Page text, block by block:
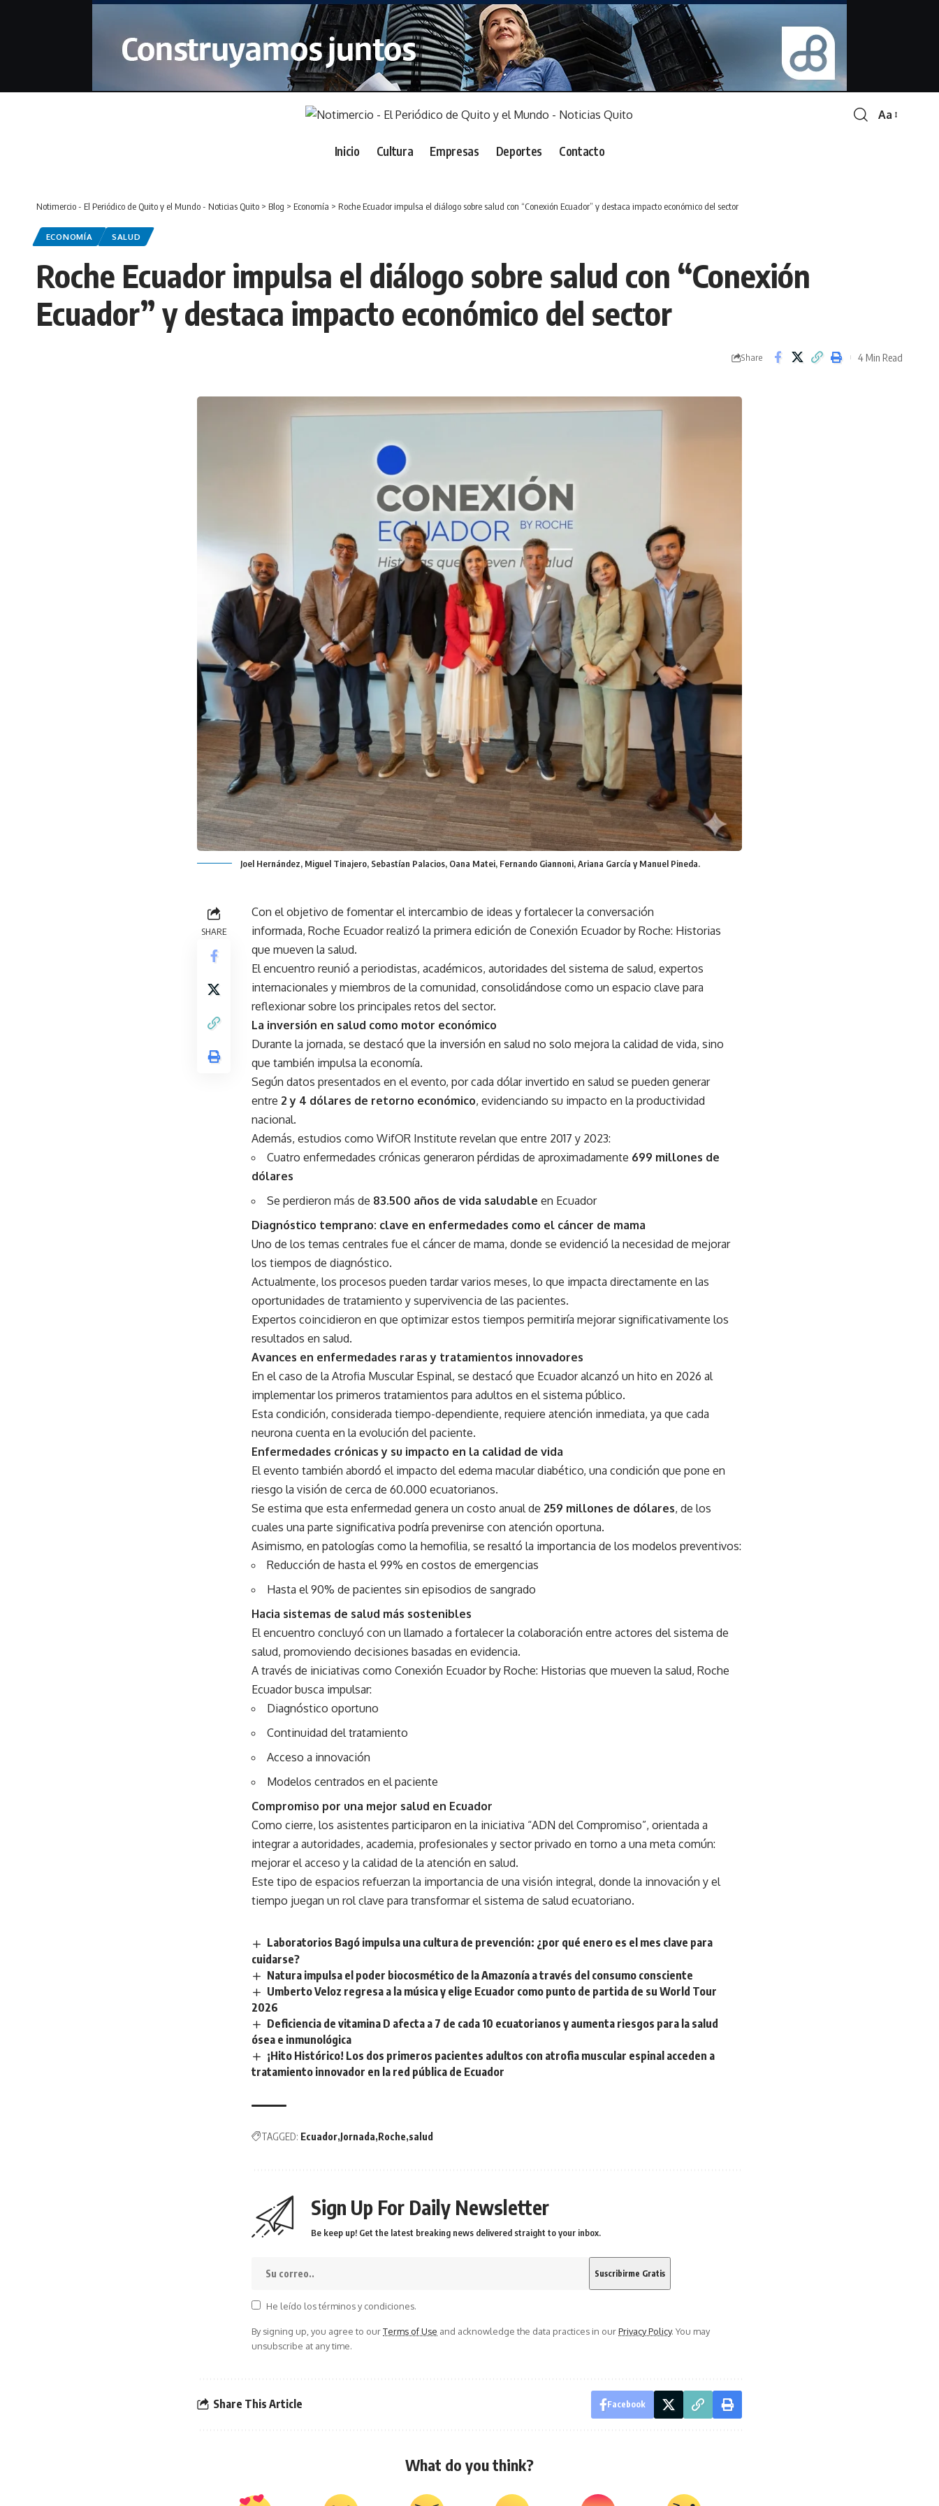
Font
Aa
Inicio Cultura Empresas Deportes Contacto
Notimercio - El Periódico de Quito y el Mundo - Noticias Quito > Blog > Economía > Roche Ecuador impulsa el diálogo sobre salud con “Conexión Ecuador” y destaca impacto económico del sector
ECONOMÍA SALUD
Roche Ecuador impulsa el diálogo sobre salud con “Conexión
Ecuador” y destaca impacto económico del sector
Share 4 Min Read
Joel Hernández, Miguel Tinajero, Sebastían Palacios, Oana Matei, Fernando Giannoni, Ariana García y Manuel Pineda.
SHARE
Con el objetivo de fomentar el intercambio de ideas y fortalecer la conversación
informada, Roche Ecuador realizó la primera edición de Conexión Ecuador by Roche: Historias
que mueven la salud.
El encuentro reunió a periodistas, académicos, autoridades del sistema de salud, expertos
internacionales y miembros de la comunidad, consolidándose como un espacio clave para
reflexionar sobre los principales retos del sector.
La inversión en salud como motor económico
Durante la jornada, se destacó que la inversión en salud no solo mejora la calidad de vida, sino
que también impulsa la economía.
Según datos presentados en el evento, por cada dólar invertido en salud se pueden generar
entre 2 y 4 dólares de retorno económico, evidenciando su impacto en la productividad
nacional.
Además, estudios como WifOR Institute revelan que entre 2017 y 2023:
Cuatro enfermedades crónicas generaron pérdidas de aproximadamente 699 millones de
dólares
Se perdieron más de 83.500 años de vida saludable en Ecuador
Diagnóstico temprano: clave en enfermedades como el cáncer de mama
Uno de los temas centrales fue el cáncer de mama, donde se evidenció la necesidad de mejorar
los tiempos de diagnóstico.
Actualmente, los procesos pueden tardar varios meses, lo que impacta directamente en las
oportunidades de tratamiento y supervivencia de las pacientes.
Expertos coincidieron en que optimizar estos tiempos permitiría mejorar significativamente los
resultados en salud.
Avances en enfermedades raras y tratamientos innovadores
En el caso de la Atrofia Muscular Espinal, se destacó que Ecuador alcanzó un hito en 2026 al
implementar los primeros tratamientos para adultos en el sistema público.
Esta condición, considerada tiempo-dependiente, requiere atención inmediata, ya que cada
neurona cuenta en la evolución del paciente.
Enfermedades crónicas y su impacto en la calidad de vida
El evento también abordó el impacto del edema macular diabético, una condición que pone en
riesgo la visión de cerca de 60.000 ecuatorianos.
Se estima que esta enfermedad genera un costo anual de 259 millones de dólares, de los
cuales una parte significativa podría prevenirse con atención oportuna.
Asimismo, en patologías como la hemofilia, se resaltó la importancia de los modelos preventivos:
Reducción de hasta el 99% en costos de emergencias
Hasta el 90% de pacientes sin episodios de sangrado
Hacia sistemas de salud más sostenibles
El encuentro concluyó con un llamado a fortalecer la colaboración entre actores del sistema de
salud, promoviendo decisiones basadas en evidencia.
A través de iniciativas como Conexión Ecuador by Roche: Historias que mueven la salud, Roche
Ecuador busca impulsar:
Diagnóstico oportuno
Continuidad del tratamiento
Acceso a innovación
Modelos centrados en el paciente
Compromiso por una mejor salud en Ecuador
Como cierre, los asistentes participaron en la iniciativa “ADN del Compromiso”, orientada a
integrar a autoridades, academia, profesionales y sector privado en torno a una meta común:
mejorar el acceso y la calidad de la atención en salud.
Este tipo de espacios refuerzan la importancia de una visión integral, donde la innovación y el
tiempo juegan un rol clave para transformar el sistema de salud ecuatoriano.
Laboratorios Bagó impulsa una cultura de prevención: ¿por qué enero es el mes clave para
cuidarse?
Natura impulsa el poder biocosmético de la Amazonía a través del consumo consciente
Umberto Veloz regresa a la música y elige Ecuador como punto de partida de su World Tour
2026
Deficiencia de vitamina D afecta a 7 de cada 10 ecuatorianos y aumenta riesgos para la salud
ósea e inmunológica
¡Hito Histórico! Los dos primeros pacientes adultos con atrofia muscular espinal acceden a
tratamiento innovador en la red pública de Ecuador
TAGGED: Ecuador Jornada Roche salud
Sign Up For Daily Newsletter
Be keep up! Get the latest breaking news delivered straight to your inbox.
He leído los términos y condiciones.
By signing up, you agree to ourTerms of Use and acknowledge the data practices in ourPrivacy Policy. You may
unsubscribe at any time.
Share This Article Facebook
What do you think?